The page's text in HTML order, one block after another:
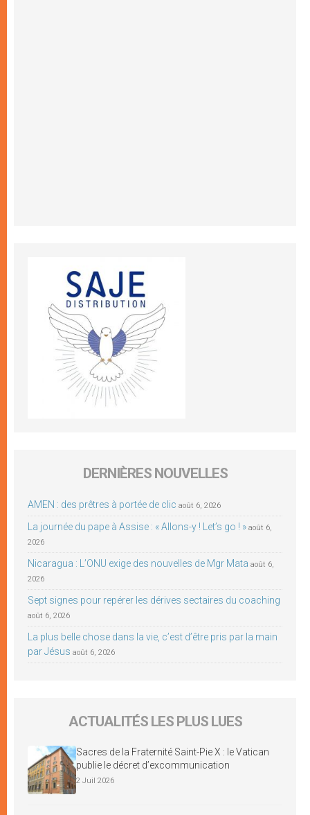
DERNIÈRES NOUVELLES
AMEN : des prêtres à portée de clic août 6, 2026
La journée du pape à Assise : « Allons-y ! Let’s go ! » août 6,
2026
Nicaragua : L’ONU exige des nouvelles de Mgr Mata août 6,
2026
Sept signes pour repérer les dérives sectaires du coaching
août 6, 2026
La plus belle chose dans la vie, c’est d’être pris par la main
par Jésus août 6, 2026
ACTUALITÉS LES PLUS LUES
Sacres de la Fraternité Saint-Pie X : le Vatican
publie le décret d’excommunication
2 Juil 2026